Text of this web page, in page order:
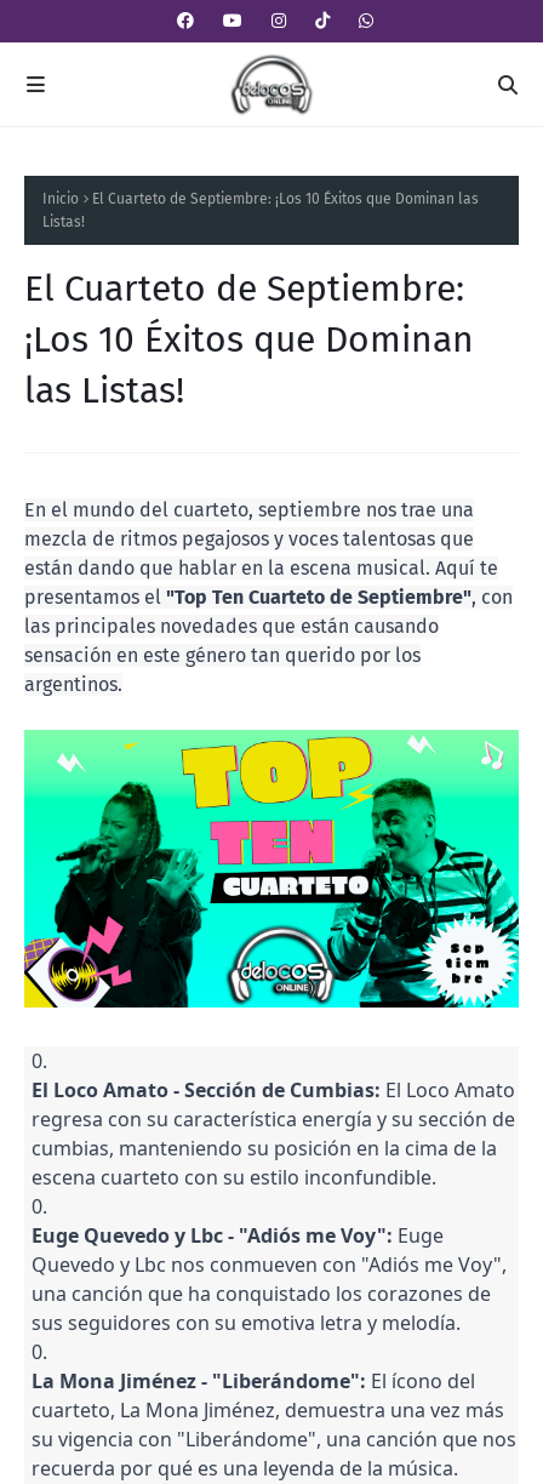
Inicio
El Cuarteto de Septiembre: ¡Los 10 Éxitos que Dominan las
Listas!
El Cuarteto de Septiembre:
¡Los 10 Éxitos que Dominan
las Listas!
En el mundo del cuarteto, septiembre nos trae una
mezcla de ritmos pegajosos y voces talentosas que
están dando que hablar en la escena musical. Aquí te
presentamos el "Top Ten Cuarteto de Septiembre", con
las principales novedades que están causando
sensación en este género tan querido por los
argentinos.
El Loco Amato - Sección de Cumbias: El Loco Amato
regresa con su característica energía y su sección de
cumbias, manteniendo su posición en la cima de la
escena cuarteto con su estilo inconfundible.
Euge Quevedo y Lbc - "Adiós me Voy": Euge
Quevedo y Lbc nos conmueven con "Adiós me Voy",
una canción que ha conquistado los corazones de
sus seguidores con su emotiva letra y melodía.
La Mona Jiménez - "Liberándome": El ícono del
cuarteto, La Mona Jiménez, demuestra una vez más
su vigencia con "Liberándome", una canción que nos
recuerda por qué es una leyenda de la música.